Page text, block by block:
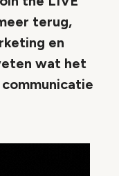
terug,
en
wat het